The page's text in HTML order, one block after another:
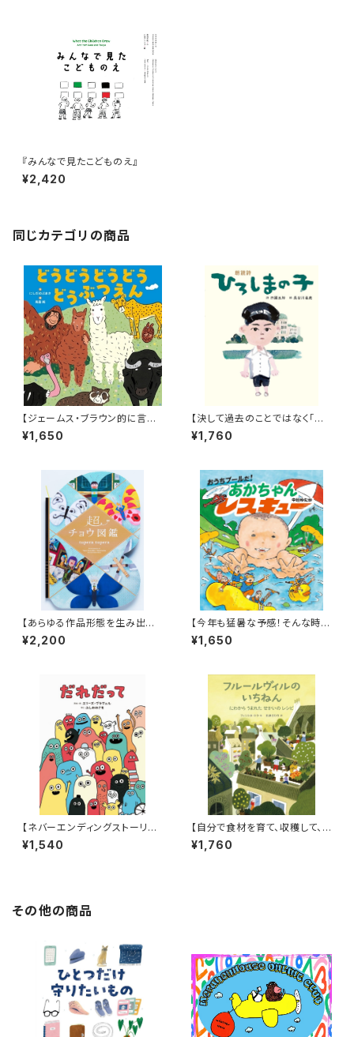
『みんなで見たこどものえ』
¥2,420
同じカテゴリの商品
【ジェームス・ブラウン的に言え
ば「ゲロッパ！」的な絵本！】『どう
どうどうどう どうぶつえん』
¥1,650
【決して過去のことではなく「こ
れから」に繋げるために】『朗読
詩 ひろしまの子』
¥1,760
【あらゆる作品形態を生み出すt
upera tuperaの中でも丈太郎
的に好きなジャンル！】『超チョウ
¥2,200
【今年も猛暑な予感！そんな時に
はこんなアドベンチャー絵本は
いかが？】『おうちプールだ! あ
¥1,650
【ネバーエンディングストーリー
のような永遠に続く！】『だれだっ
て』
¥1,540
【自分で食材を育て、収穫して、
調理する喜び！】『フルールヴィル
のいちねん にわからうまれた せ
¥1,760
その他の商品